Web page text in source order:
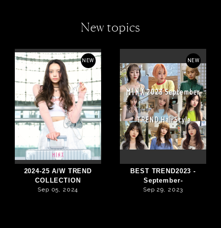
New topics
NEW
2024-25 A/W TREND
COLLECTION
Sep 05, 2024
NEW
BEST TREND2023 -
September-
Sep 29, 2023